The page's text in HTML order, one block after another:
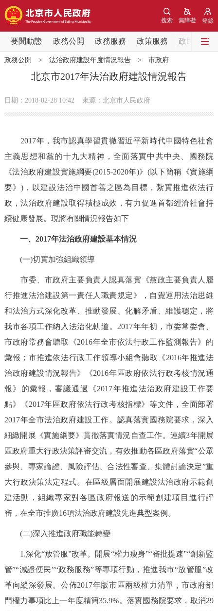
登錄
無障礙
搜索
要聞動態 政務公開 政務服務 政策服務 政民互動
要聞動態
黨中央精神 國務院資訊 中央部委動態
政務公開
市領導 機構職能 政策服務
政策兌現 政策解讀 回應關切
政務服務
個人服務 法人服務 部門服務
便民服務 利企服務 投資項目
仲介服務 陽光政務
政民互動
12345網上接訴即辦 我要諮詢 我要建議
參與調查 線上訪談 圖説互動
走進北京
北京概況 十六區概覽 人文北京
綠色北京 圖説北京 視頻北京
多語種
DEUTSCH FRANÇAIS РУССКИЙ ЯЗЫК
ESPAÑOL العربية PORTUGUÊS
政務公開 > 法治政府建設年度情況報告> 市政府
北京市2017年法治政府建設情況報告
日期：2018-02-28 10:42 來源：北京市人民政府
2017年，我市認真學習貫徹習近平新時代中國特色社會
主義思想和黨的十九大精神，全面落實中共中央、國務院
《法治政府建設實施綱要(2015-2020年)》(以下簡稱《實施綱
要》)，以建設法治中國首善之區為目標，紮實推進依法行
政，法治政府建設取得積極成效，有力促進首都經濟社會持
續健康發展。現將有關情況報告如下
一、2017年法治政府建設基本情況
(一)切實加強組織領導
市委、市政府主要負責人認真落實《黨政主要負責人履
行推進法治建設第一責任人職責規定》，自覺運用法治思維
和法治方式深化改革、推動發展、化解矛盾、維護穩定，將
我市各項工作納入法治化軌道。2017年年初，市委常委會、
市政府常務會聽取《2016年全市依法行政工作監測報告》的
彙報；市推進依法行政工作領導小組會聽取《2016年推進法
治政府建設情況報告》《2016年區政府依法行政考核情況通
報》的彙報，審議通過《2017年推進法治政府建設工作要
點》《2017年區政府依法行政考核指標》等文件，全面部署
2017年全市法治政府建設工作。認真落實國務院要求，深入
細緻開展《實施綱要》貫徹落實情況自查工作。連續3年開展
區政府重大行政決策評審交流，有效推動各區政府落實“公眾
參與、專家論證、風險評估、合法性審查、集體討論決定”重
大行政決策法定程式。在區級層面開展建設法治政府示範創
建活動，組織專家對各區政府報送的示範創建項目進行評
審，在全市推廣16項法治政府建設先進典型案例。
(二)深入推進政府職能轉變
1.深化“放管服”改革。開展“權力瘦身”“審批提速”“創新監
管”“減證便民”“政務服務”等專項行動，推進我市“放管服”改
革向縱深發展。公佈2017年版市區兩級權力清單，市政府部
門權力事項比上一年度精簡35.9%。落實國務院要求，取消29